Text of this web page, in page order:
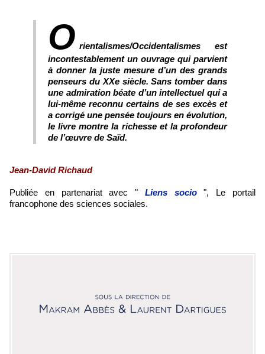
O rientalismes/Occidentalismes est
incontestablement un ouvrage qui parvient
à donner la juste mesure d’un des grands
penseurs du XXe siècle. Sans tomber dans
une admiration béate d’un intellectuel qui a
lui-même reconnu certains de ses excès et
a corrigé une pensée toujours en évolution,
le livre montre la richesse et la profondeur
de l’œuvre de Saïd.
Jean-David Richaud
Publiée en partenariat avec " Liens socio", Le portail
francophone des sciences sociales.